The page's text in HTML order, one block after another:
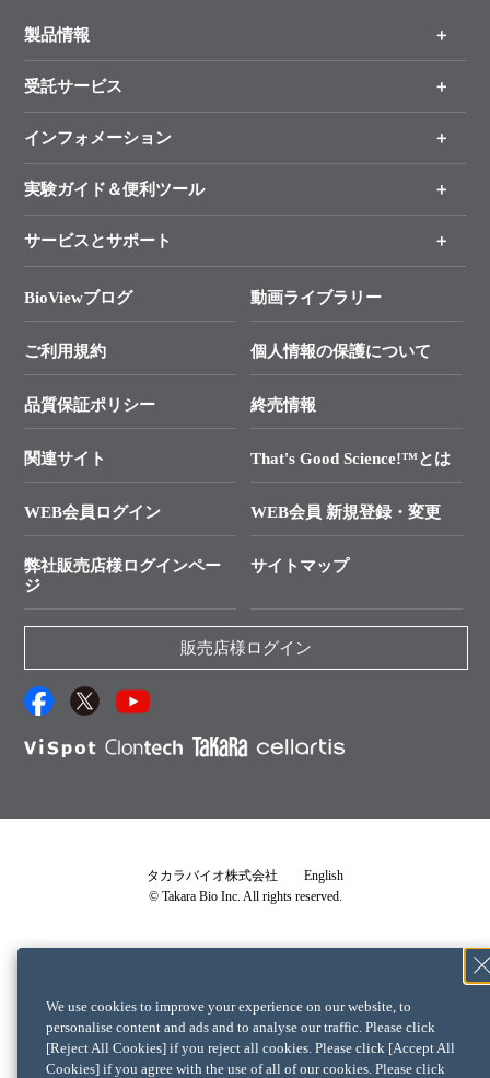
製品情報
製品一覧
手法から製品を探す
新製品情報
受託サービス
オンライン注文
インフォメーション
キャンペーン
タカラバイオ各種会員募集のお知らせ
終売製品のお知らせ
価格改定のご案内
技術セミナーのご案内
タカラバイオ発表文献
実験ガイド＆便利ツール
リアルタイムPCR実験のススメ
幹細胞・再生医療研究ガイド
クローニング実験ガイド
SMARTer NGSポータルサイト
プライマー設計
制限酵素切断サイトの検索
ユーザーズボイス集
抗体検索サイト
サービスとサポート
総合お問い合わせ
├ 実験コンシェルジュ
├ 受託サービスお問い合わせ
資料請求 機器関連
資料請求 受託関連
資料請求 核酸抽出・精製カタログ
サンプル請求一覧
プロトコール集
説明書・CoA・SDSを探す
クロンテックライセンス確認書
└ 確認書が必要な製品一覧
BioViewブログ 動画ライブラリー
ご利用規約 個人情報の保護について
品質保証ポリシー 終売情報
関連サイト That's Good Science!™とは
WEB会員ログイン WEB会員 新規登録・変更
弊社販売店様ログインペー
ジ
サイトマップ
販売店様ログイン
タカラバイオ株式会社
English
© Takara Bio Inc. All rights reserved.
We use cookies to improve your experience on our website, to
personalise content and ads and to analyse our traffic. Please click
[Reject All Cookies] if you reject all cookies. Please click [Accept All
Cookies] if you agree with the use of all of our cookies. Please click